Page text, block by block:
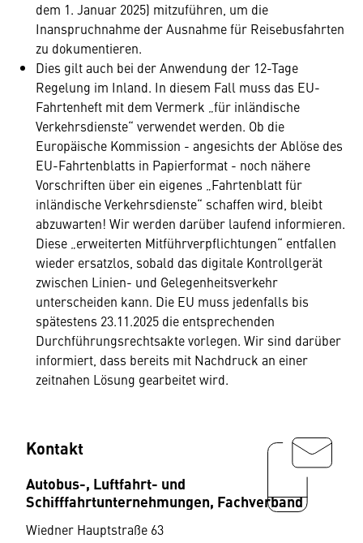
dem 1. Januar 2025) mitzuführen, um die
Inanspruchnahme der Ausnahme für Reisebusfahrten
zu dokumentieren.
Dies gilt auch bei der Anwendung der 12-Tage
Regelung im Inland. In diesem Fall muss das EU-
Fahrtenheft mit dem Vermerk „für inländische
Verkehrsdienste“ verwendet werden. Ob die
Europäische Kommission - angesichts der Ablöse des
EU-Fahrtenblatts in Papierformat - noch nähere
Vorschriften über ein eigenes „Fahrtenblatt für
inländische Verkehrsdienste“ schaffen wird, bleibt
abzuwarten! Wir werden darüber laufend informieren.
Diese „erweiterten Mitführverpflichtungen“ entfallen
wieder ersatzlos, sobald das digitale Kontrollgerät
zwischen Linien- und Gelegenheitsverkehr
unterscheiden kann. Die EU muss jedenfalls bis
spätestens 23.11.2025 die entsprechenden
Durchführungsrechtsakte vorlegen. Wir sind darüber
informiert, dass bereits mit Nachdruck an einer
zeitnahen Lösung gearbeitet wird.
Kontakt
Autobus-, Luftfahrt- und
Schifffahrtunternehmungen, Fachverband
Wiedner Hauptstraße 63